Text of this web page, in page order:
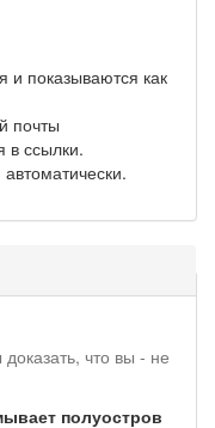
и показываются как
почты
в ссылки.
что вы - не
полуостров